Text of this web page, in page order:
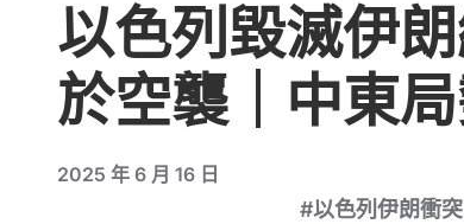
以色列毀滅伊
於空襲｜中東
2025 年 6 月 16 日
#以色列伊朗衝